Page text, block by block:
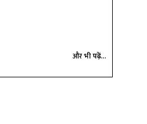
और भी पढ़ें...